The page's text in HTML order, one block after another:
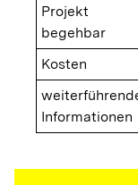
Projekt
begehbar
Kosten
Informationen